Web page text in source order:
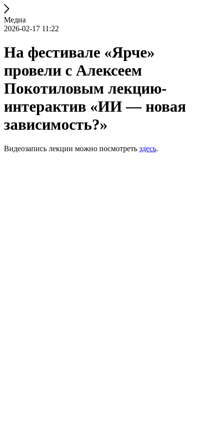
Медиа
2026-02-17 11:22
На фестивале «Ярче»
провели с Алексеем
Покотиловым лекцию-
интерактив «ИИ — новая
зависимость?»
Видеозапись лекции можно посмотреть здесь.